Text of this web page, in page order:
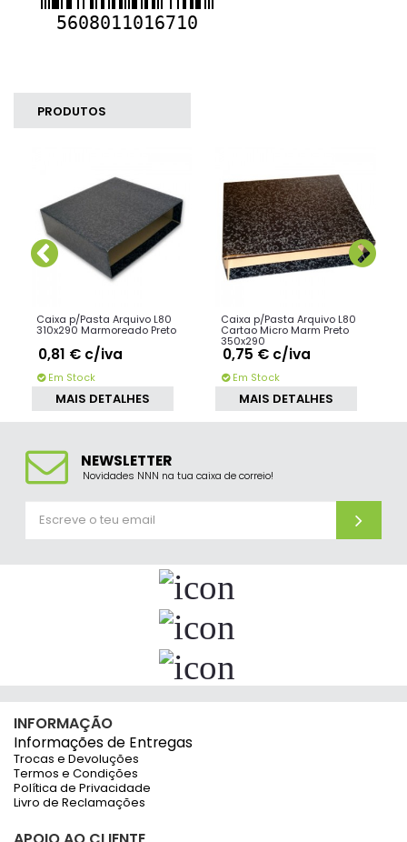
PRODUTOS
Caixa p/Pasta Arquivo L80
310x290 Marmoreado Preto
0,81 € c/iva
Em Stock
MAIS DETALHES
Caixa p/Pasta Arquivo L80
Cartao Micro Marm Preto
350x290
0,75 € c/iva
Em Stock
MAIS DETALHES
NEWSLETTER
Novidades NNN na tua caixa de correio!
INFORMAÇÃO
Informações de Entregas
Trocas e Devoluções
Termos e Condições
Política de Privacidade
Livro de Reclamações